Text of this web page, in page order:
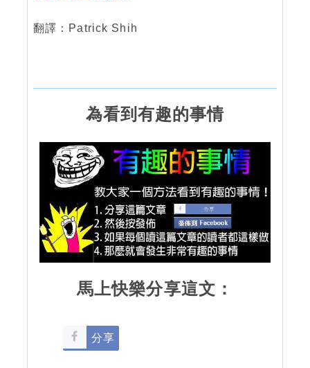
翻譯：Patrick Shih
為看到有趣的事情
馬上快樂分享這文：
分享